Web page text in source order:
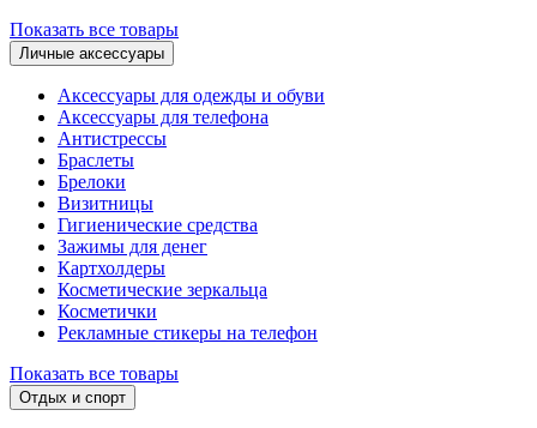
Показать все товары
Личные аксессуары
Аксессуары для одежды и обуви
Аксессуары для телефона
Антистрессы
Браслеты
Брелоки
Визитницы
Гигиенические средства
Зажимы для денег
Картхолдеры
Косметические зеркальца
Косметички
Рекламные стикеры на телефон
Показать все товары
Отдых и спорт